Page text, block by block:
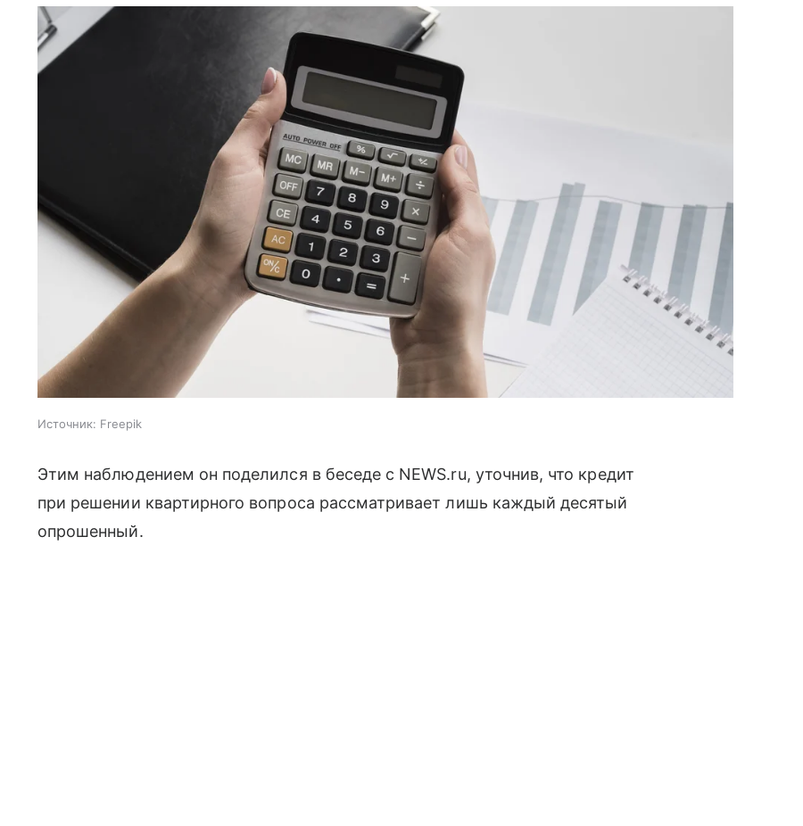
Источник: Freepik
Этим наблюдением он поделился в беседе с NEWS.ru, уточнив, что кредит
при решении квартирного вопроса рассматривает лишь каждый десятый
опрошенный.